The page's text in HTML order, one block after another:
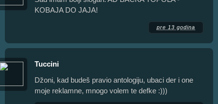
KOBAJA DO JAJA!
pre 13 godina
Tuccini
Džoni, kad budeš pravio antologiju, ubaci der i one
moje reklamne, mnogo volem te defke :)))